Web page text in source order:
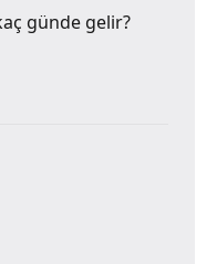
günde gelir?